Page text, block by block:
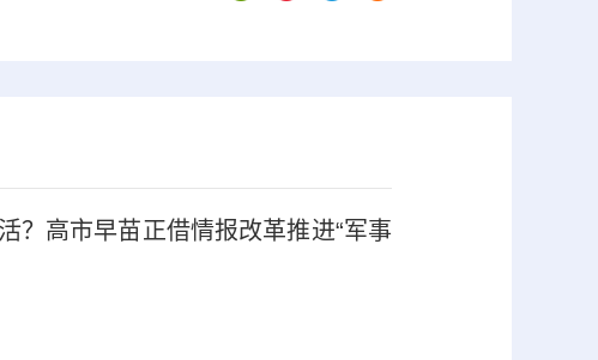
？高市早苗正借情报改革推进“军事